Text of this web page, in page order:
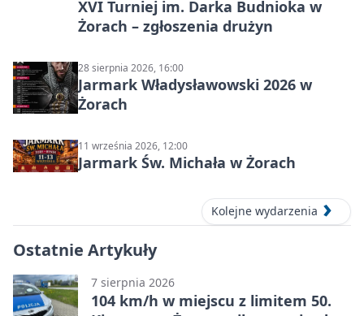
XVI Turniej im. Darka Budnioka w
Żorach – zgłoszenia drużyn
28 sierpnia 2026, 16:00
Jarmark Władysławowski 2026 w
Żorach
11 września 2026, 12:00
Jarmark Św. Michała w Żorach
Kolejne wydarzenia
Ostatnie Artykuły
7 sierpnia 2026
104 km/h w miejscu z limitem 50.